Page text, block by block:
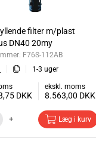
filter m/plast
DN40 20my
F76S-112AB
1-3 uger
DKK
ekskl. moms
8.563,00 DKK
+ Læg i kurv